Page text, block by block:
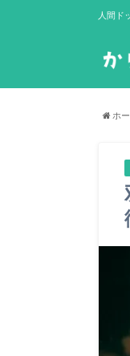
人間ド
ホ